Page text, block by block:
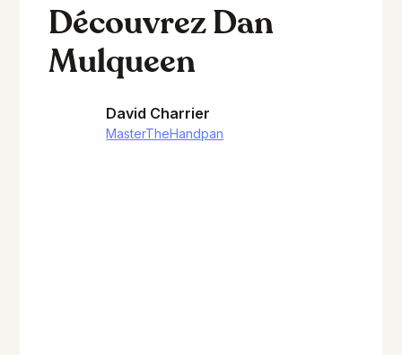
Découvrez Dan
Mulqueen
David Charrier
MasterTheHandpan